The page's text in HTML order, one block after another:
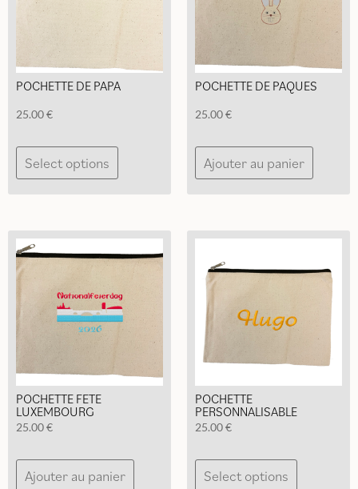
POCHETTE DE PAPA
25.00€
Select options
POCHETTE DE PAQUES
25.00€
Ajouter au panier
POCHETTE FETE
LUXEMBOURG
25.00€
Ajouter au panier
POCHETTE
PERSONNALISABLE
25.00€
Select options